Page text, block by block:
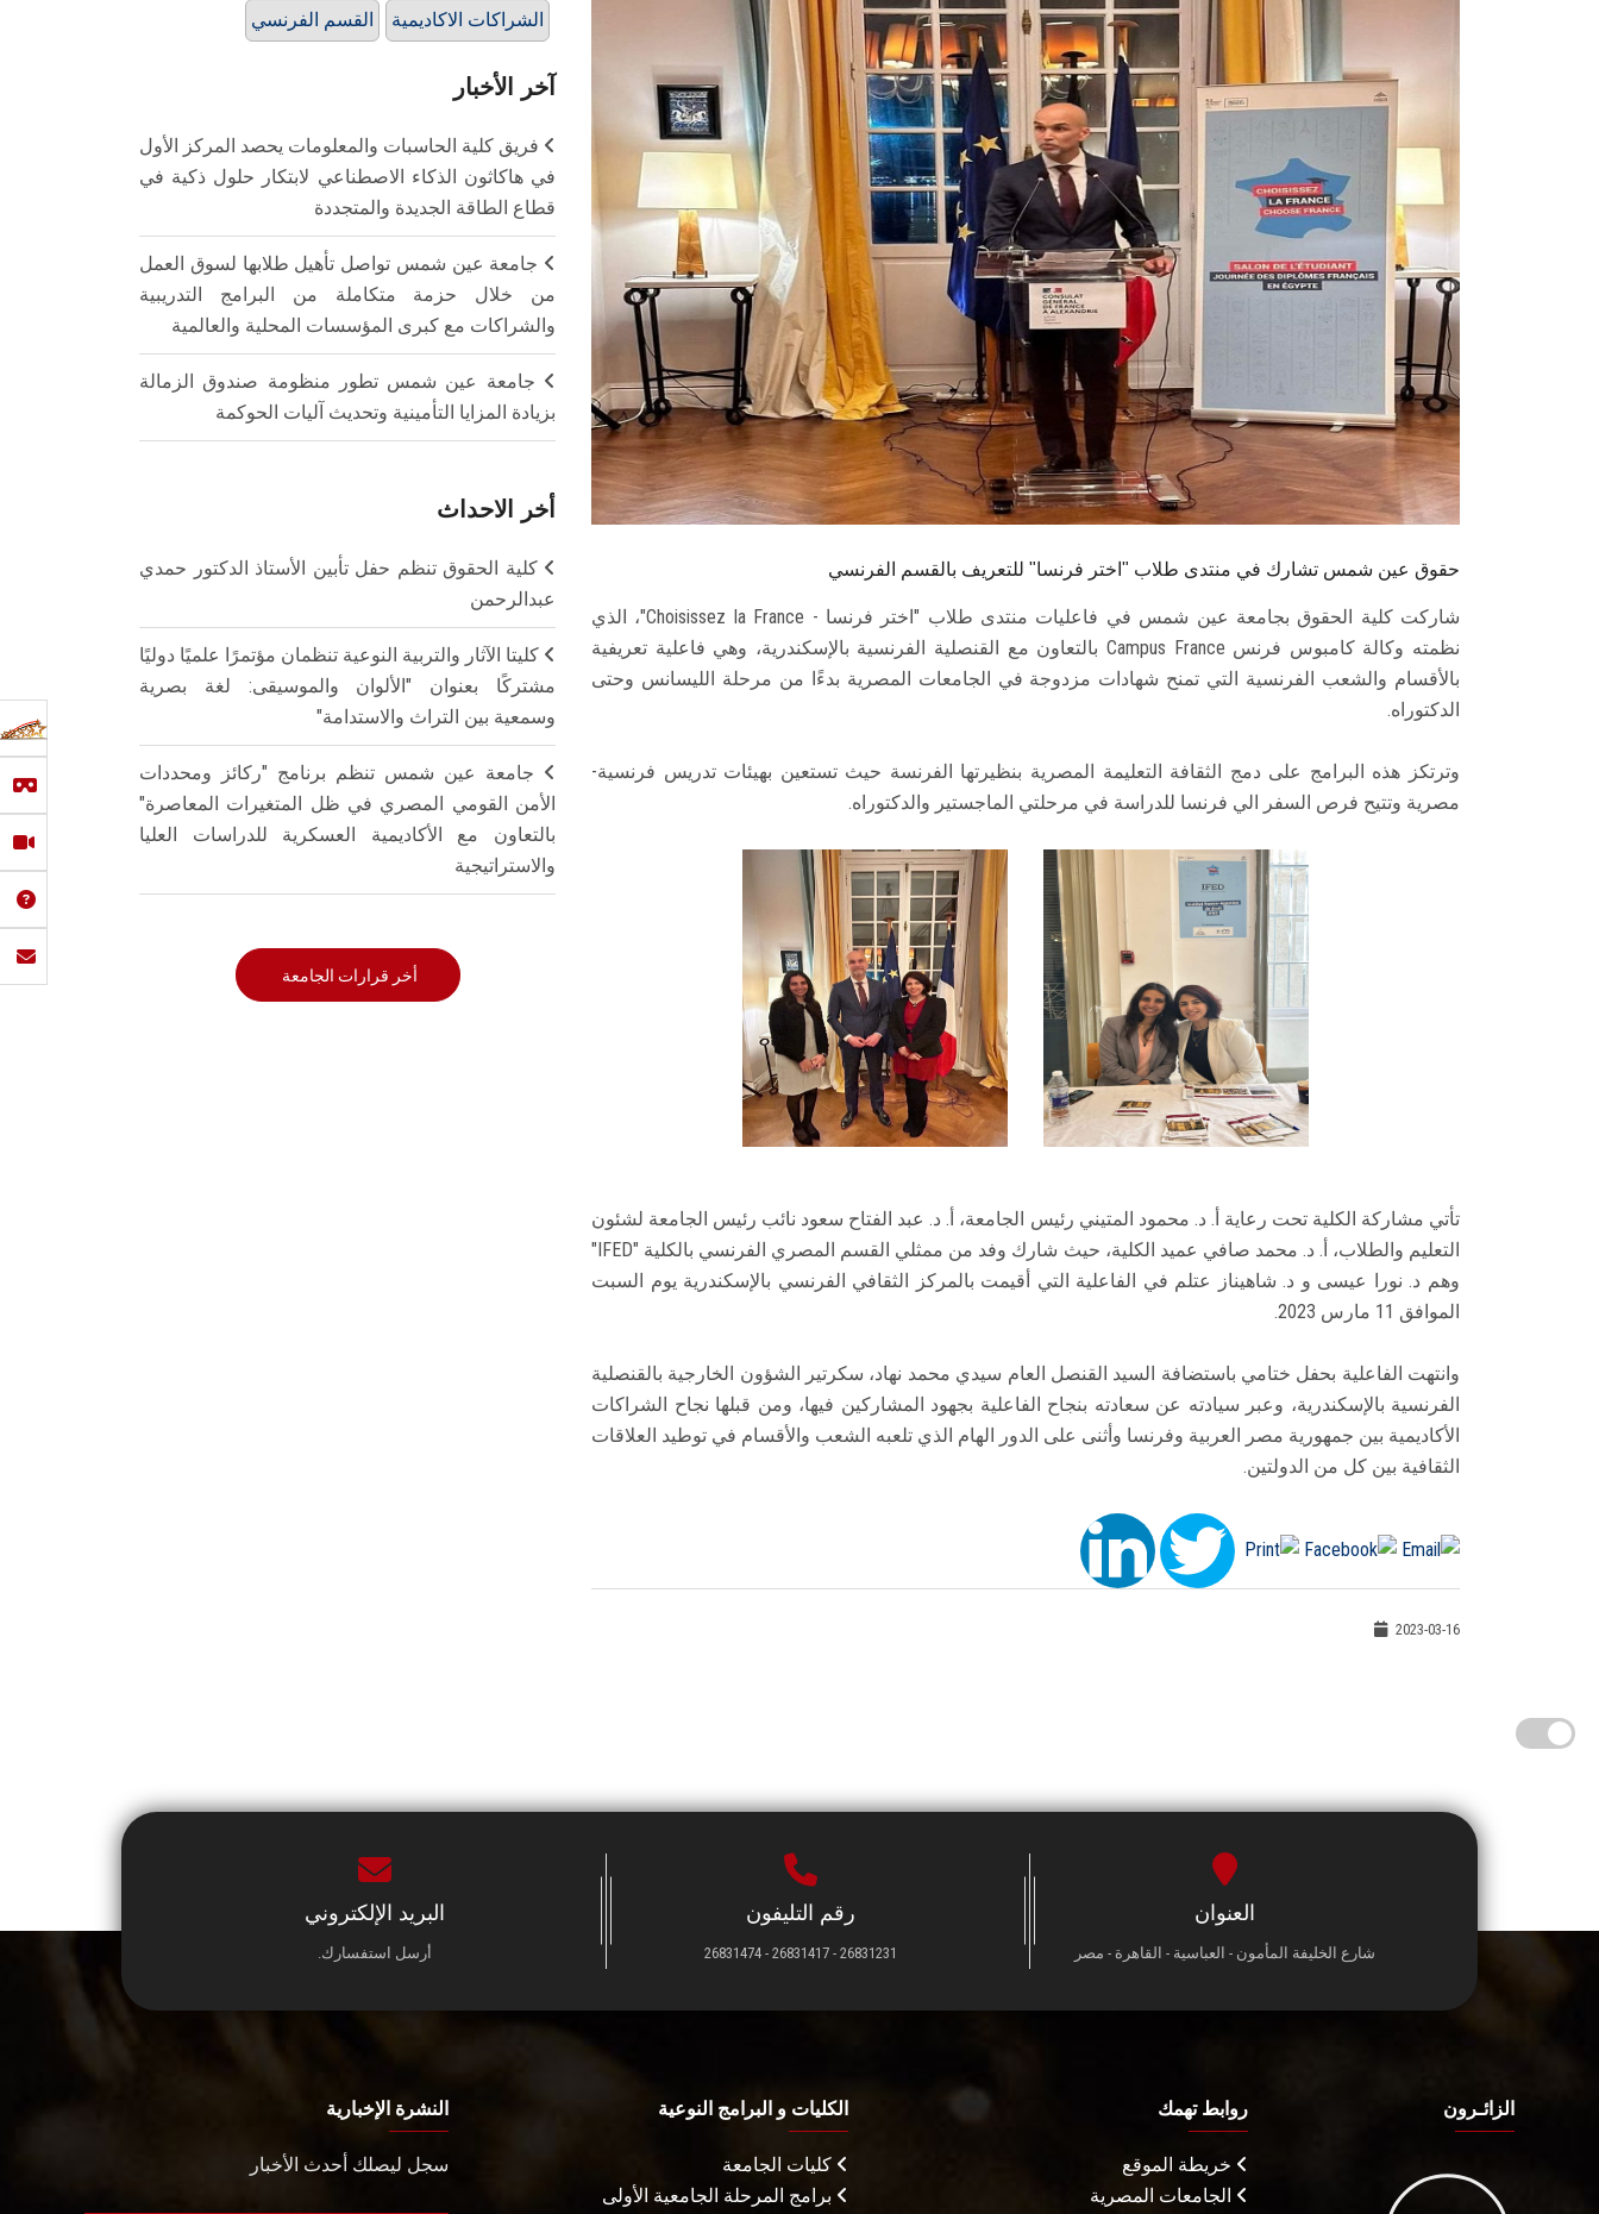
حقوق عين شمس تشارك في منتدى طلاب "اختر فرنسا" للتعريف بالقسم الفرنسي
شاركت كلية الحقوق بجامعة عين شمس في فاعليات منتدى طلاب "اختر فرنسا - Choisissez la France"، الذي
نظمته وكالة كامبوس فرنس Campus France بالتعاون مع القنصلية الفرنسية بالإسكندرية، وهي فاعلية تعريفية
بالأقسام والشعب الفرنسية التي تمنح شهادات مزدوجة في الجامعات المصرية بدءًا من مرحلة الليسانس وحتى
الدكتوراه.
وترتكز هذه البرامج على دمج الثقافة التعليمة المصرية بنظيرتها الفرنسة حيث تستعين بهيئات تدريس فرنسية-
مصرية وتتيح فرص السفر الي فرنسا للدراسة في مرحلتي الماجستير والدكتوراه.
تأتي مشاركة الكلية تحت رعاية أ. د. محمود المتيني رئيس الجامعة، أ. د. عبد الفتاح سعود نائب رئيس الجامعة لشئون
التعليم والطلاب، أ. د. محمد صافي عميد الكلية، حيث شارك وفد من ممثلي القسم المصري الفرنسي بالكلية "IFED"
وهم د. نورا عيسى و د. شاهيناز عتلم في الفاعلية التي أقيمت بالمركز الثقافي الفرنسي بالإسكندرية يوم السبت
الموافق 11 مارس 2023.
وانتهت الفاعلية بحفل ختامي باستضافة السيد القنصل العام سيدي محمد نهاد، سكرتير الشؤون الخارجية بالقنصلية
الفرنسية بالإسكندرية، وعبر سيادته عن سعادته بنجاح الفاعلية بجهود المشاركين فيها، ومن قبلها نجاح الشراكات
الأكاديمية بين جمهورية مصر العربية وفرنسا وأثنى على الدور الهام الذي تلعبه الشعب والأقسام في توطيد العلاقات
الثقافية بين كل من الدولتين.
2023-03-16
القسم الفرنسي الشراكات الاكاديمية
آخر الأخبار
فريق كلية الحاسبات والمعلومات يحصد المركز الأول
في هاكاثون الذكاء الاصطناعي لابتكار حلول ذكية في
قطاع الطاقة الجديدة والمتجددة
جامعة عين شمس تواصل تأهيل طلابها لسوق العمل
من خلال حزمة متكاملة من البرامج التدريبية
والشراكات مع كبرى المؤسسات المحلية والعالمية
جامعة عين شمس تطور منظومة صندوق الزمالة
بزيادة المزايا التأمينية وتحديث آليات الحوكمة
أخر الاحداث
كلية الحقوق تنظم حفل تأبين الأستاذ الدكتور حمدي
عبدالرحمن
كليتا الآثار والتربية النوعية تنظمان مؤتمرًا علميًا دوليًا
مشتركًا بعنوان "الألوان والموسيقى: لغة بصرية
وسمعية بين التراث والاستدامة"
جامعة عين شمس تنظم برنامج "ركائز ومحددات
الأمن القومي المصري في ظل المتغيرات المعاصرة"
بالتعاون مع الأكاديمية العسكرية للدراسات العليا
والاستراتيجية
أخر قرارات الجامعة
العنوان
شارع الخليفة المأمون - العباسية - القاهرة - مصر
رقم التليفون
26831231 - 26831417 - 26831474
البريد الإلكتروني
أرسل استفسارك.
الزائـرون روابط تهمك
خريطة الموقع
الجامعات المصرية
الكليات و البرامج النوعية
كليات الجامعة
برامج المرحلة الجامعية الأولى
النشرة الإخبارية
سجل ليصلك أحدث الأخبار